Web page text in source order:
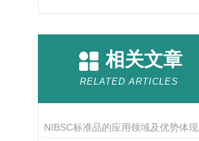
相关文章
RELATED ARTICLES
NIBSC标准品的应用领域及优势体现